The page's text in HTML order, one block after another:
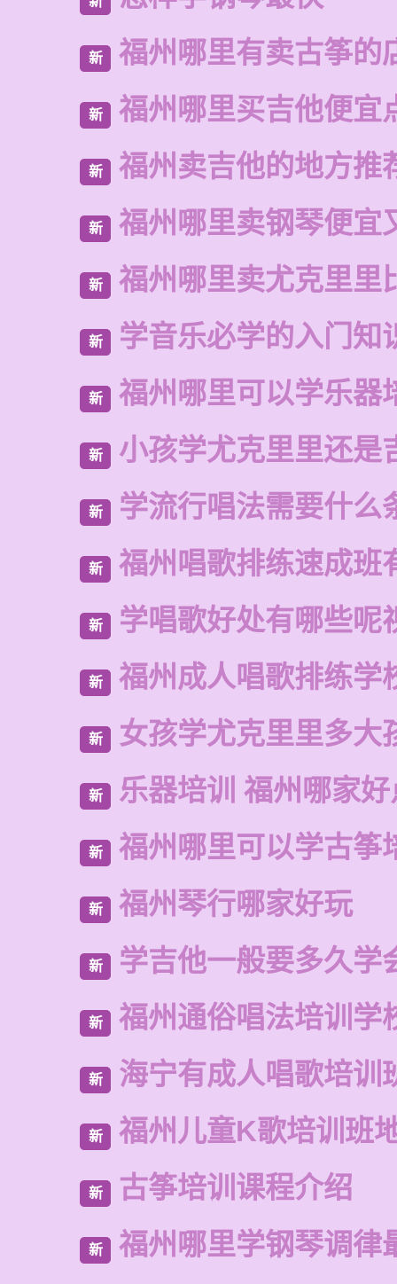
新 福州哪里有卖古筝的
新 福州哪里买吉他便宜
新 福州卖吉他的地方推
新 福州哪里卖钢琴便宜
新 福州哪里卖尤克里里
新 学音乐必学的入门知
新 福州哪里可以学乐器
新 小孩学尤克里里还是
新 学流行唱法需要什么
新 福州唱歌排练速成班
新 学唱歌好处有哪些呢
新 福州成人唱歌排练学
新 女孩学尤克里里多大
新 乐器培训 福州哪家
新 福州哪里可以学古筝
新 福州琴行哪家好玩
新 学吉他一般要多久学
新 福州通俗唱法培训学
新 海宁有成人唱歌培训
新 福州儿童K歌培训班
新 古筝培训课程介绍
新 福州哪里学钢琴调律